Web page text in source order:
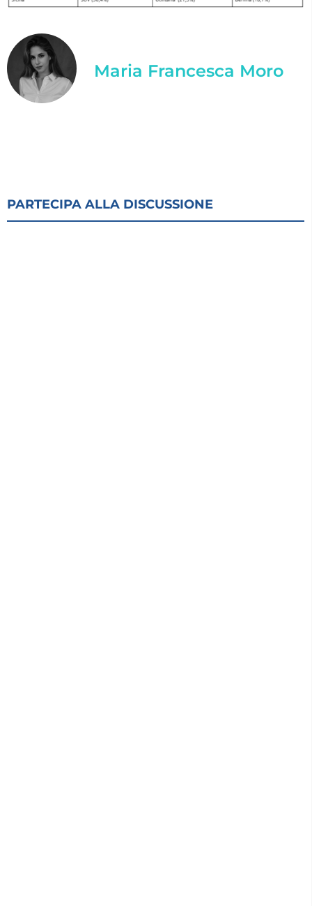
Maria Francesca Moro
PARTECIPA ALLA DISCUSSIONE